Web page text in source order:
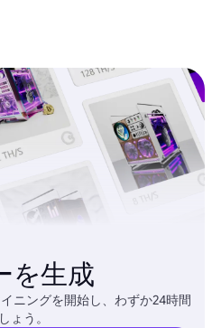
を生成
ニングを開始し、わずか24時間
ょう。